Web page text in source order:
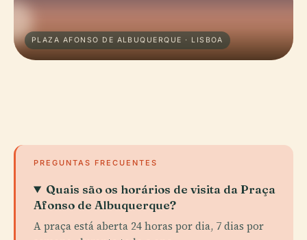
PLAZA AFONSO DE ALBUQUERQUE · LISBOA
PREGUNTAS FRECUENTES
Quais são os horários de visita da Praça
Afonso de Albuquerque?
A praça está aberta 24 horas por dia, 7 dias por